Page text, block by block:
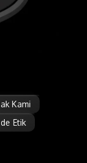
Kami
Etik